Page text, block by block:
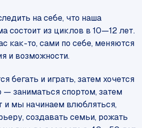
на себе, что наша
состоит из циклов в 10—12 лет.
как-то, сами по себе, меняются
и возможности.
бегать и играть, затем хочется
— заниматься спортом, затем
и мы начинаем влюбляться,
создавать семьи, рожать